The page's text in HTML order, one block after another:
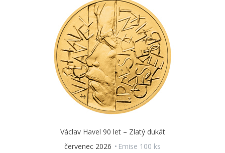
Václav Havel 90 let – Zlatý dukát
červenec 2026
Emise 100 ks